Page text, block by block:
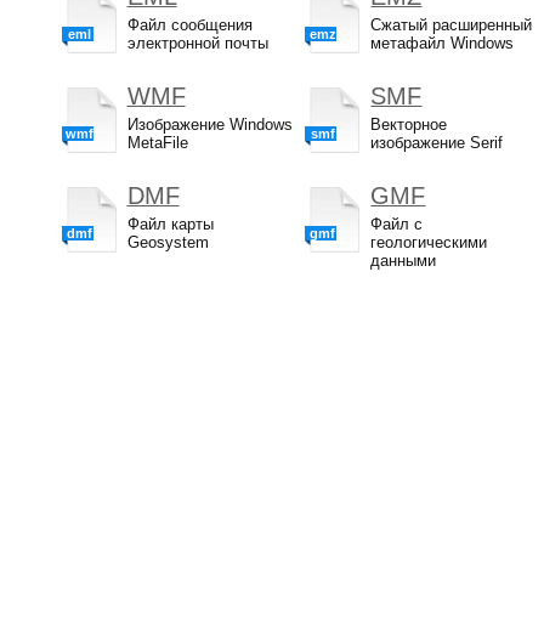
eml
Файл сообщения
электронной почты
wmf
WMF
Изображение Windows
MetaFile
dmf
DMF
Файл карты
Geosystem
emz
Сжатый расширенный
метафайл Windows
smf
SMF
Векторное
изображение Serif
gmf
GMF
Файл с
геологическими
данными